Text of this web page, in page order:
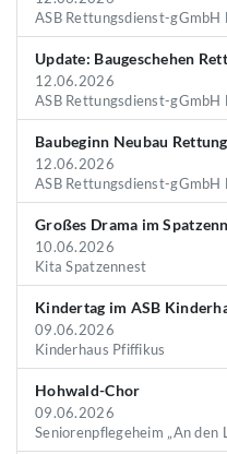
ASB Rettungsdienst-gGmbH
Update: Baugeschehen
12.06.2026
ASB Rettungsdienst-gGmbH
Baubeginn Neubau
12.06.2026
ASB Rettungsdienst-gGmbH
Großes Drama im
10.06.2026
Kita Spatzennest
Kindertag im ASB
09.06.2026
Kinderhaus Pfiffikus
Hohwald-Chor
09.06.2026
Seniorenpflegeheim „An den